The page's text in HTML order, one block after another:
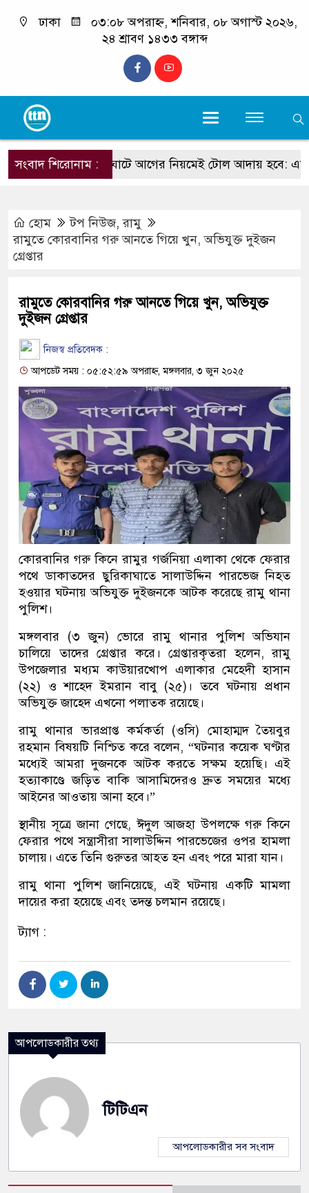
ঢাকা
০৩:০৮ অপরাহ্ন, শনিবার, ০৮ অগাস্ট ২০২৬,
২৪ শ্রাবণ ১৪৩৩ বঙ্গাব্দ
সংবাদ শিরোনাম :
মহেশখালী ঘাটে আগের নিয়মেই টোল আদায় হবে: এমপি
হোম টপ নিউজ,রামু
রামুতে কোরবানির গরু আনতে গিয়ে খুন, অভিযুক্ত দুইজন
গ্রেপ্তার
রামুতে কোরবানির গরু আনতে গিয়ে খুন, অভিযুক্ত
দুইজন গ্রেপ্তার
নিজস্ব প্রতিবেদক :
আপডেট সময় : ০৫:৫২:৫৯ অপরাহ্ন, মঙ্গলবার, ৩ জুন ২০২৫
কোরবানির গরু কিনে রামুর গর্জনিয়া এলাকা থেকে ফেরার
পথে ডাকাতদের ছুরিকাঘাতে সালাউদ্দিন পারভেজ নিহত
হওয়ার ঘটনায় অভিযুক্ত দুইজনকে আটক করেছে রামু থানা
পুলিশ।
মঙ্গলবার (৩ জুন) ভোরে রামু থানার পুলিশ অভিযান
চালিয়ে তাদের গ্রেপ্তার করে। গ্রেপ্তারকৃতরা হলেন, রামু
উপজেলার মধ্যম কাউয়ারখোপ এলাকার মেহেদী হাসান
(২২) ও শাহেদ ইমরান বাবু (২৫)। তবে ঘটনায় প্রধান
অভিযুক্ত জাহেদ এখনো পলাতক রয়েছে।
রামু থানার ভারপ্রাপ্ত কর্মকর্তা (ওসি) মোহাম্মদ তৈয়বুর
রহমান বিষয়টি নিশ্চিত করে বলেন, “ঘটনার কয়েক ঘণ্টার
মধ্যেই আমরা দুজনকে আটক করতে সক্ষম হয়েছি। এই
হত্যাকাণ্ডে জড়িত বাকি আসামিদেরও দ্রুত সময়ের মধ্যে
আইনের আওতায় আনা হবে।”
স্থানীয় সূত্রে জানা গেছে, ঈদুল আজহা উপলক্ষে গরু কিনে
ফেরার পথে সন্ত্রাসীরা সালাউদ্দিন পারভেজের ওপর হামলা
চালায়। এতে তিনি গুরুতর আহত হন এবং পরে মারা যান।
রামু থানা পুলিশ জানিয়েছে, এই ঘটনায় একটি মামলা
দায়ের করা হয়েছে এবং তদন্ত চলমান রয়েছে।
ট্যাগ :
আপলোডকারীর তথ্য
টিটিএন
আপলোডকারীর সব সংবাদ